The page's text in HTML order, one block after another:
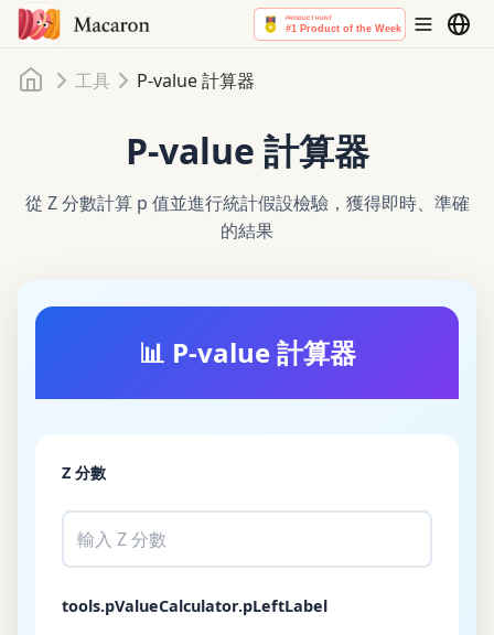
首頁工具 P-value 計算器
P-value 計算器
從 Z 分數計算 p 值並進行統計假設檢驗，獲得即時、準確
的結果
📊 P-value 計算器
Z 分數
tools.pValueCalculator.pLeftLabel